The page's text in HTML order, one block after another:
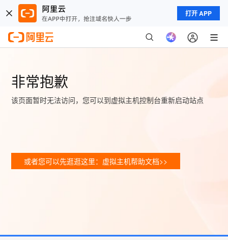
打开 APP
非常抱歉
该页面暂时无法访问，您可以到虚拟主机控制台重新启动站点
或者您可以先逛逛这里：虚拟主机帮助文档>>